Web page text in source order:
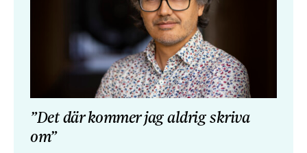
”Det där kommer jag aldrig skriva
om”